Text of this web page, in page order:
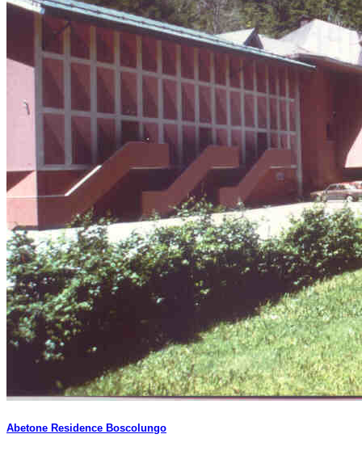
Abetone Residence Boscolungo